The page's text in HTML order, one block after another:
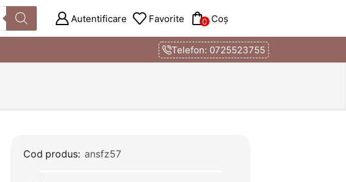
Autentificare Favorite 0 Coș
Telefon: 0725523755
Cod produs: ansfz57